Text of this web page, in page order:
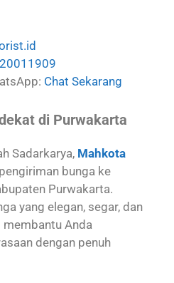
Chat Sekarang
di Purwakarta
Sadarkarya, Mahkota
bunga ke
Purwakarta.
yang elegan, segar, dan
Anda
dengan penuh